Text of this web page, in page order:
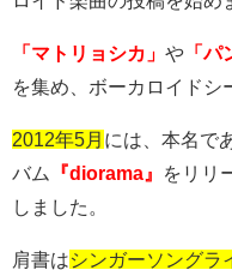
「マトリョシカ」 や 「パ
を集め、ボーカロイドシ
2012年5月 には、本名で
バム
『diorama』
をリリ
しました。
肩書はシンガーソングラ